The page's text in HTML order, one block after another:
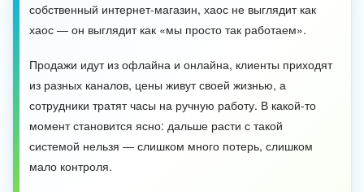
собственный интернет-магазин, хаос не выглядит как
хаос — он выглядит как «мы просто так работаем».
Продажи идут из офлайна и онлайна, клиенты приходят
из разных каналов, цены живут своей жизнью, а
сотрудники тратят часы на ручную работу. В какой-то
момент становится ясно: дальше расти с такой
системой нельзя — слишком много потерь, слишком
мало контроля.